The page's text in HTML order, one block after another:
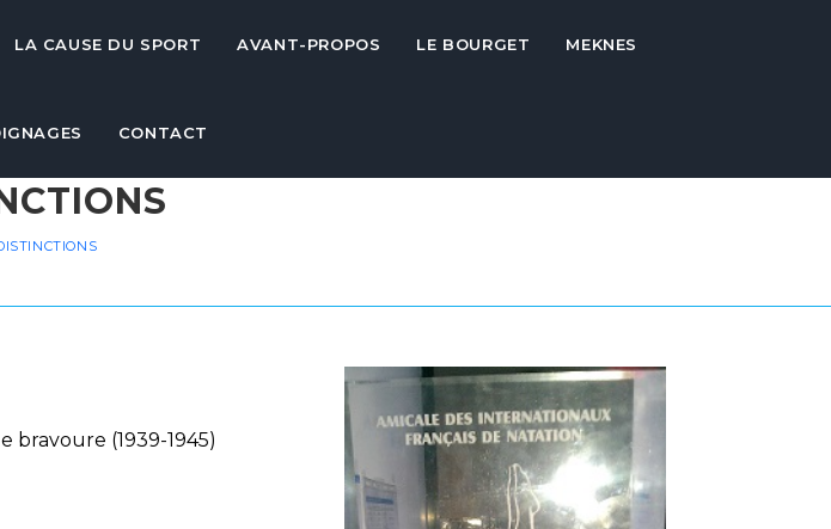
LA CAUSE DU SPORT AVANT-PROPOS LE BOURGET MEKNES
CONTACT
bravoure (1939-1945)